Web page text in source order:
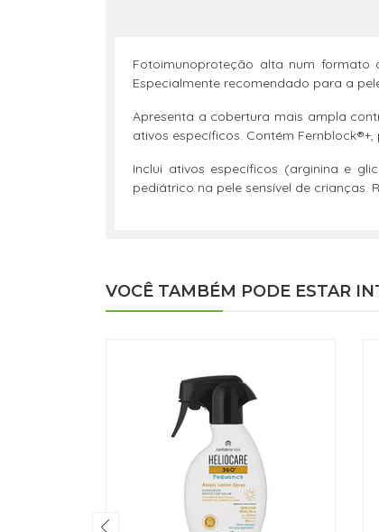
Fotoimunoproteção alta num
Especialmente recomendado para a
Apresenta a cobertura mais ampla
ativos específicos. Contém
Inclui ativos específicos (arginina e
pediátrico na pele sensível de crianças.
VOCÊ TAMBÉM PODE ESTAR